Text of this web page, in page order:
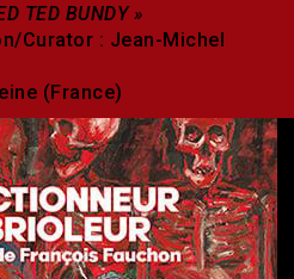
TED BUNDY »
Curator : Jean-Michel
(France)